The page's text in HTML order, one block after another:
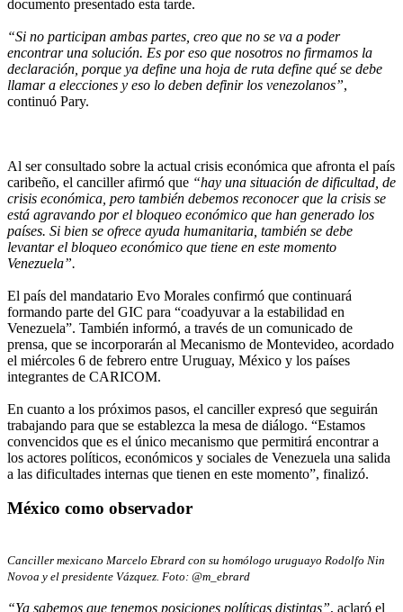
documento presentado esta tarde.
“Si no participan ambas partes, creo que no se va a poder
encontrar una solución. Es por eso que nosotros no firmamos la
declaración, porque ya define una hoja de ruta define qué se debe
llamar a elecciones y eso lo deben definir los venezolanos”,
continuó Pary.
Al ser consultado sobre la actual crisis económica que afronta el país
caribeño, el canciller afirmó que “hay una situación de dificultad, de
crisis económica, pero también debemos reconocer que la crisis se
está agravando por el bloqueo económico que han generado los
países. Si bien se ofrece ayuda humanitaria, también se debe
levantar el bloqueo económico que tiene en este momento
Venezuela”.
El país del mandatario Evo Morales confirmó que continuará
formando parte del GIC para “coadyuvar a la estabilidad en
Venezuela”. También informó, a través de un comunicado de
prensa, que se incorporarán al Mecanismo de Montevideo, acordado
el miércoles 6 de febrero entre Uruguay, México y los países
integrantes de CARICOM.
En cuanto a los próximos pasos, el canciller expresó que seguirán
trabajando para que se establezca la mesa de diálogo. “Estamos
convencidos que es el único mecanismo que permitirá encontrar a
los actores políticos, económicos y sociales de Venezuela una salida
a las dificultades internas que tienen en este momento”, finalizó.
México como observador
Canciller mexicano Marcelo Ebrard con su homólogo uruguayo Rodolfo Nin
Novoa y el presidente Vázquez. Foto: @m_ebrard
“Ya sabemos que tenemos posiciones políticas distintas”, aclaró el